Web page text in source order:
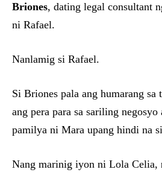
Briones, dating legal consultant
ni Rafael.
Nanlamig si Rafael.
Si Briones pala ang humarang
ang pera para sa sariling
pamilya ni Mara upang hindi na
Nang marinig iyon ni Lola Celia,